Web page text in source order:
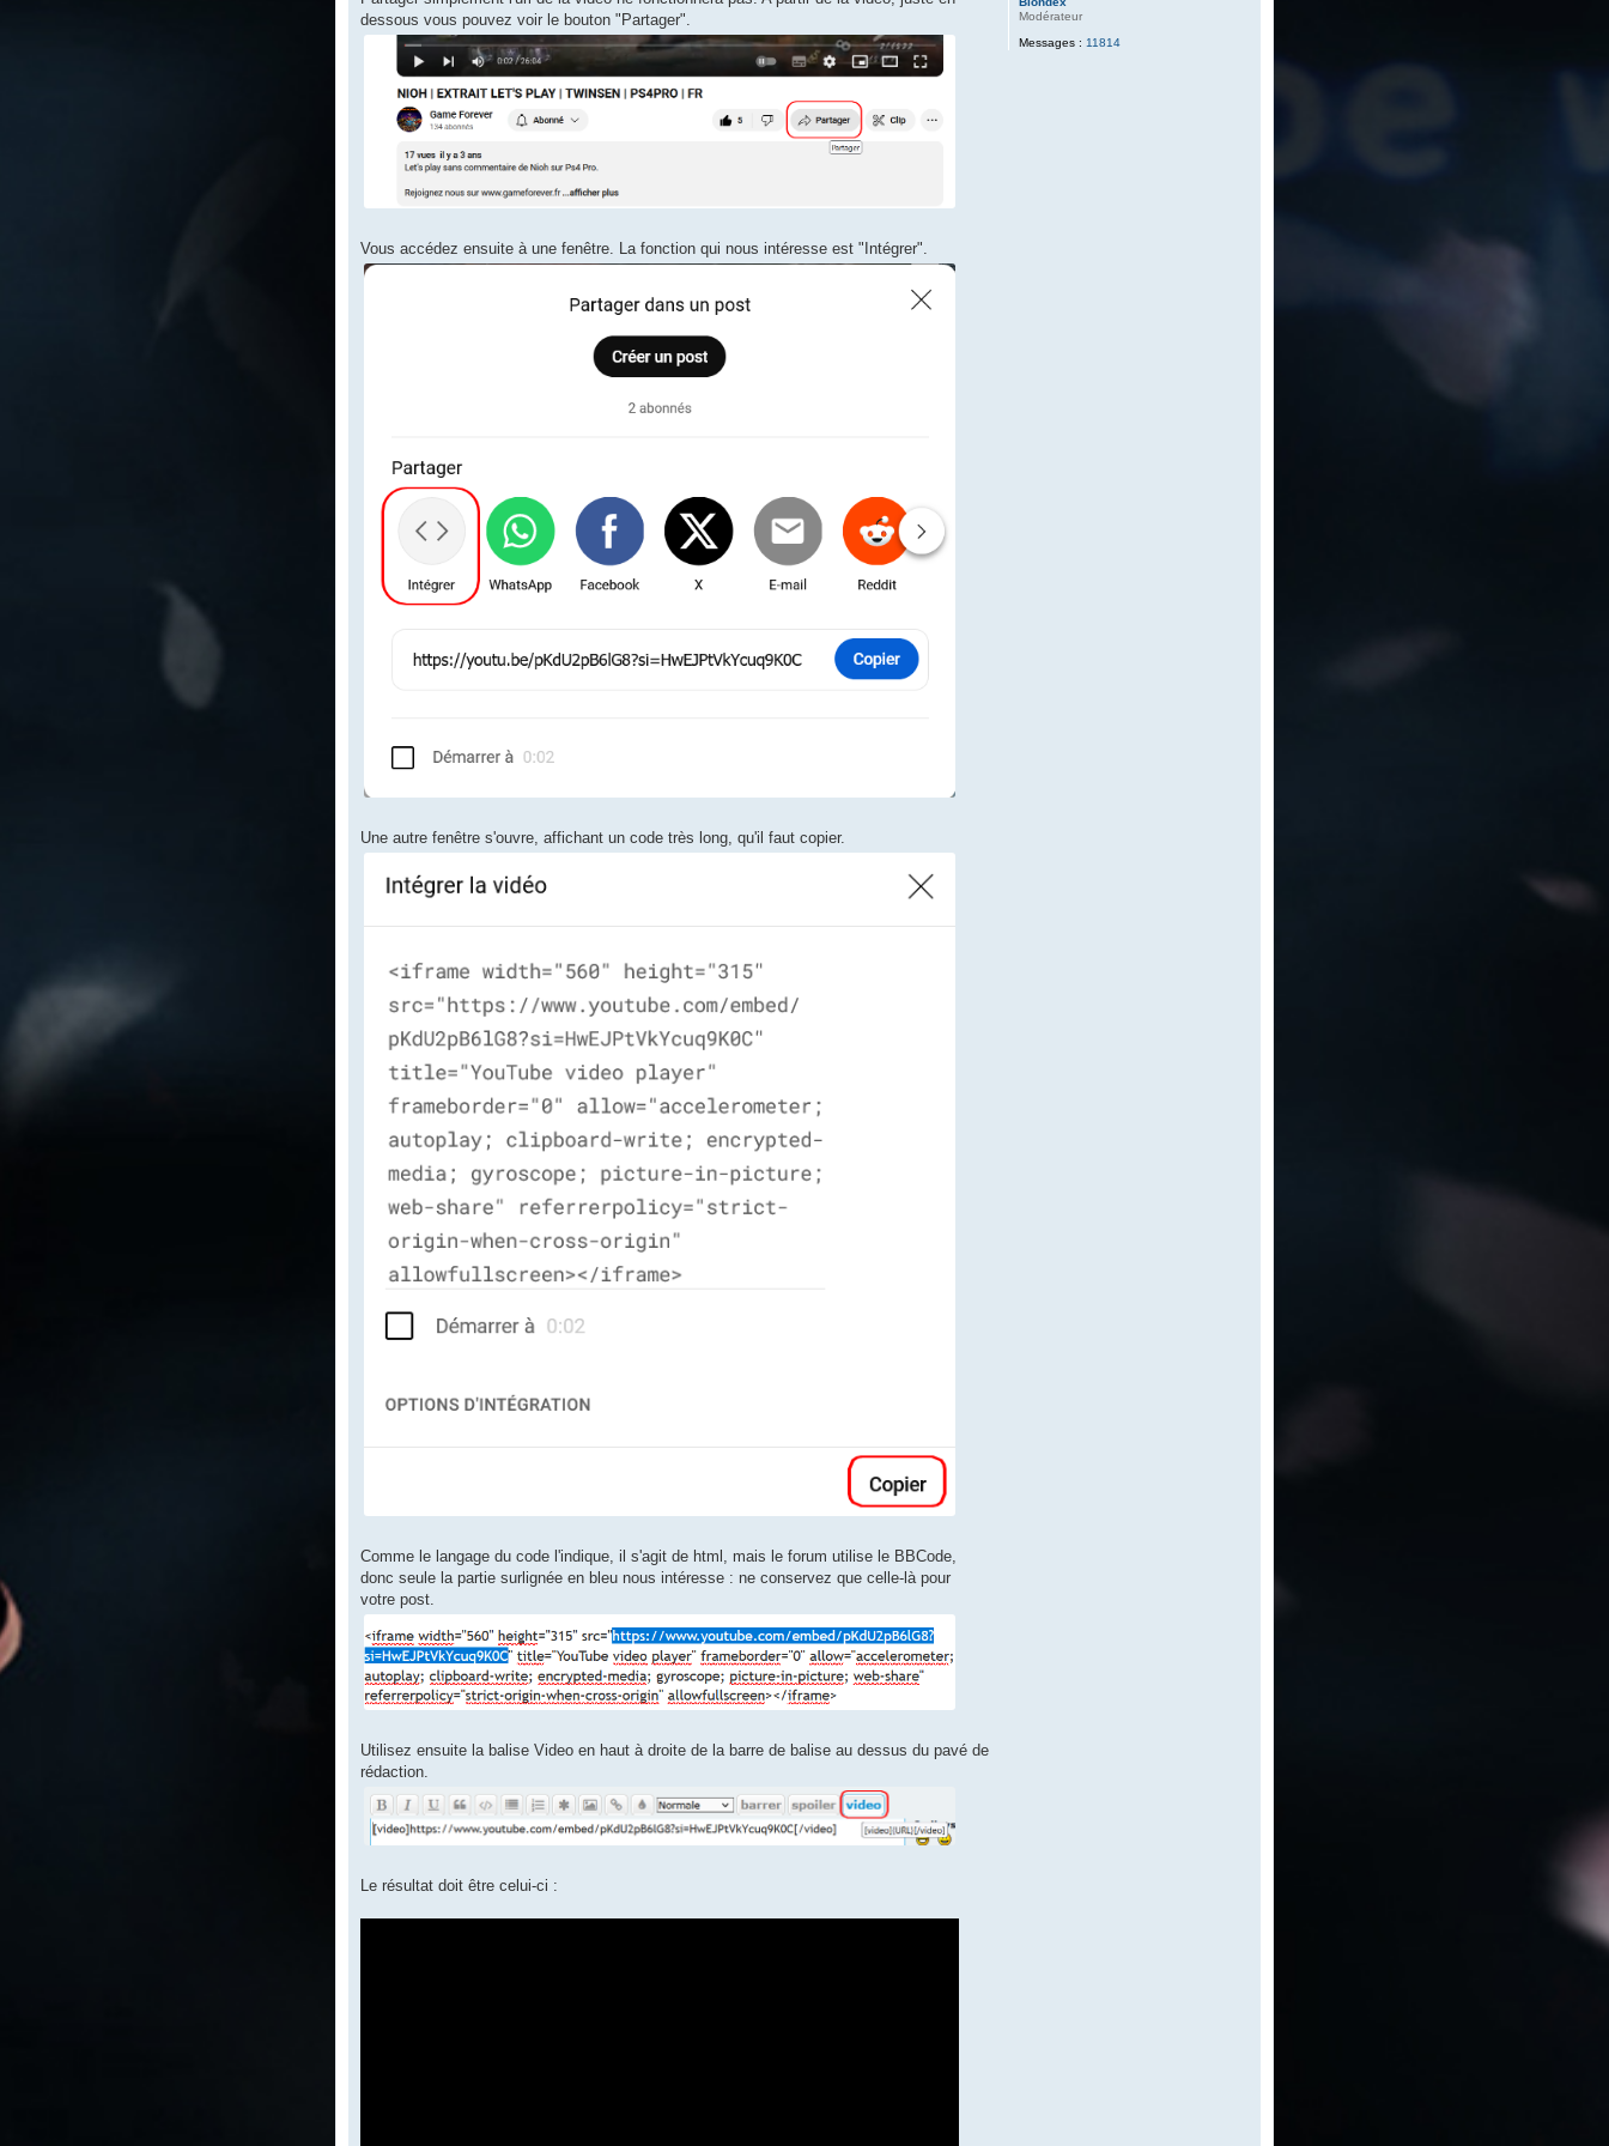
Modérateur
Messages : 11814
dessous vous pouvez voir le bouton "Partager".
Vous accédez ensuite à une fenêtre. La fonction qui nous intéresse est "Intégrer".
Une autre fenêtre s'ouvre, affichant un code très long, qu'il faut copier.
Comme le langage du code l'indique, il s'agit de html, mais le forum utilise le BBCode,
donc seule la partie surlignée en bleu nous intéresse : ne conservez que celle-là pour
votre post.
Utilisez ensuite la balise Video en haut à droite de la barre de balise au dessus du pavé de
rédaction.
Le résultat doit être celui-ci :